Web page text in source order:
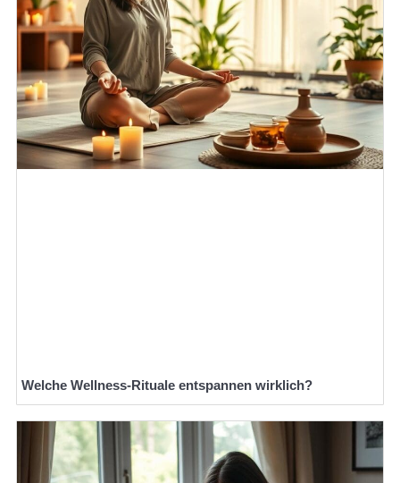
Welche Wellness-Rituale entspannen wirklich?